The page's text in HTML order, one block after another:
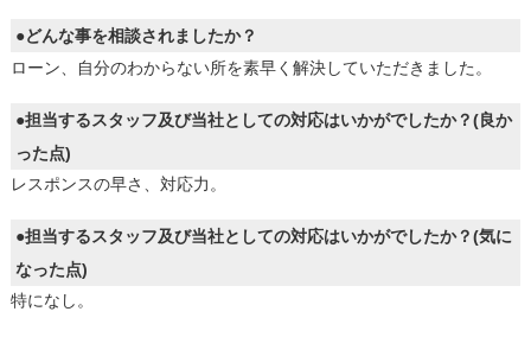
●どんな事を相談されましたか？
ローン、自分のわからない所を素早く解決していただきました。
●担当するスタッフ及び当社としての対応はいかがでしたか？(良か
った点)
レスポンスの早さ、対応力。
●担当するスタッフ及び当社としての対応はいかがでしたか？(気に
なった点)
特になし。